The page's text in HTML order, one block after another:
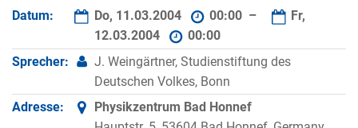
Datum: Do, 11.03.2004 00:00 –
Fr,
12.03.2004
00:00
Sprecher:
J. Weingärtner, Studienstiftung des
Deutschen Volkes, Bonn
Adresse:
Physikzentrum Bad Honnef